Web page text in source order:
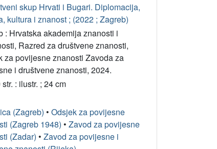
skup Hrvati i Bugari. Diplomacija,
kultura i znanost ; (2022 ; Zagreb)
: Hrvatska akademija znanosti i
Razred za društvene znanosti,
za povijesne znanosti Zavoda za
i društvene znanosti, 2024.
: ilustr. ; 24 cm
(Zagreb) • Odsjek za povijesne
(Zagreb 1948) • Zavod za povijesne
(Zadar) • Zavod za povijesne i